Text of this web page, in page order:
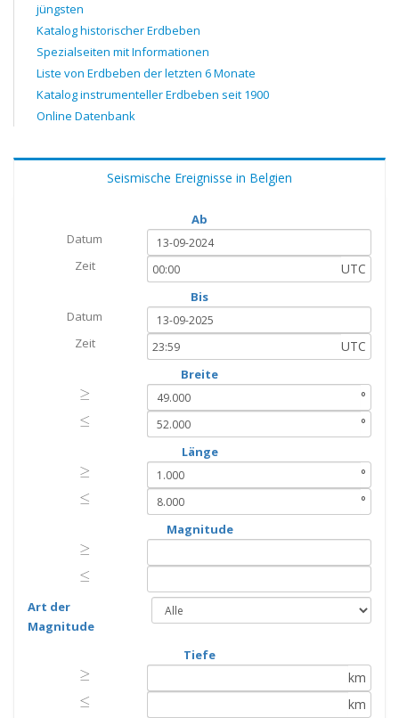
jüngsten
Katalog historischer Erdbeben
Spezialseiten mit Informationen
Liste von Erdbeben der letzten 6 Monate
Katalog instrumenteller Erdbeben seit 1900
Online Datenbank
Seismische Ereignisse in Belgien
Ab
Datum
Zeit
UTC
Bis
Datum
Zeit
UTC
Breite
≥
≥
°
≤
≤ °
Länge
≥
≥
°
≤
≤ °
Magnitude
≥
≥
≤
≤
Art der
Magnitude
Tiefe
≥
≥
km
≤
≤ km